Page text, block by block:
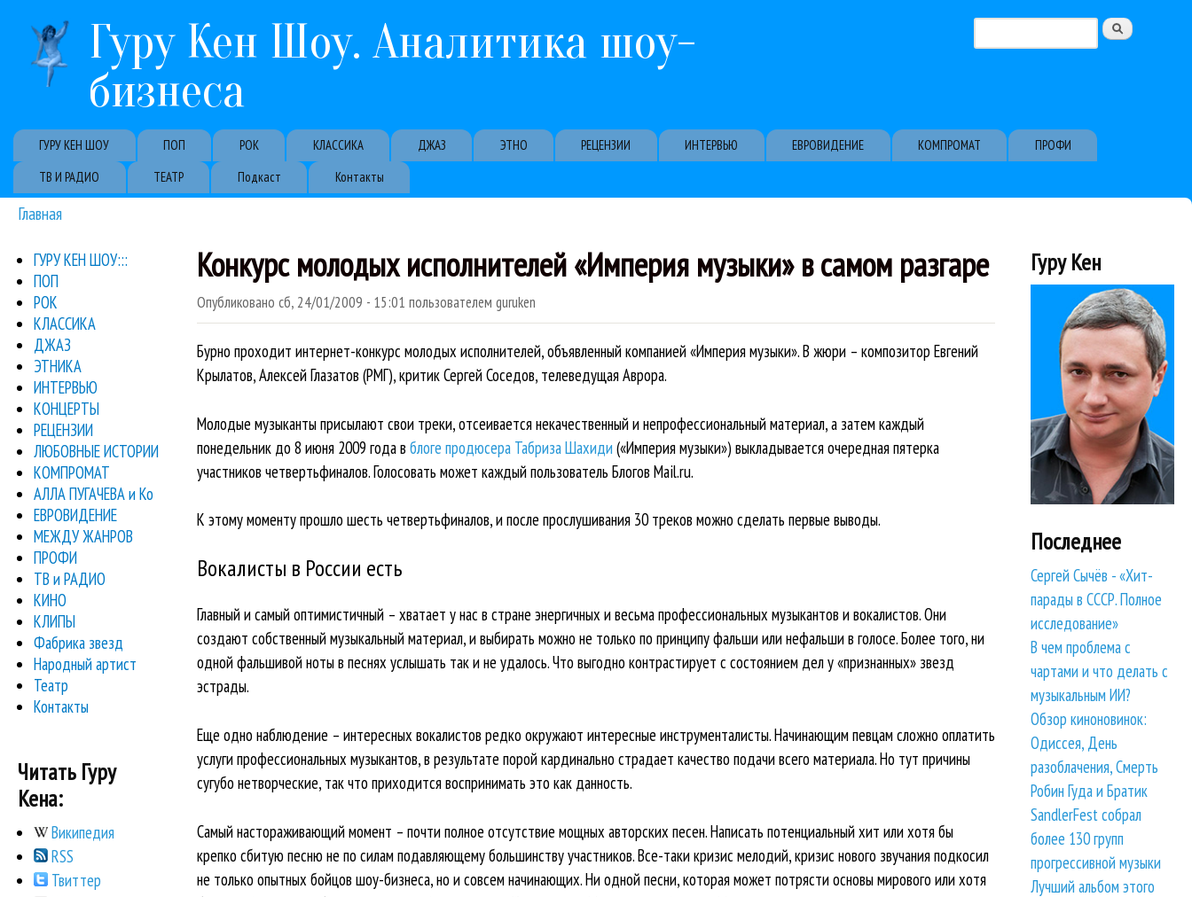
Гуру Кен Шоу. Аналитика шоу-
бизнеса
Форма поиска
Primary links
ГУРУ КЕН ШОУ ПОП РОК КЛАССИКА ДЖАЗ ЭТНО РЕЦЕНЗИИ ИНТЕРВЬЮ ЕВРОВИДЕНИЕ КОМПРОМАТ
ПРОФИ
ТВ И РАДИО
ТЕАТР Подкаст Контакты
Вы здесь
Главная
Конкурс молодых исполнителей «Империя музыки» в самом разгаре
Опубликовано сб, 24/01/2009 - 15:01 пользователем guruken
Бурно проходит интернет-конкурс молодых исполнителей, объявленный компанией «Империя музыки». В жюри – композитор Евгений
Крылатов, Алексей Глазатов (РМГ), критик Сергей Соседов, телеведущая Аврора.
Молодые музыканты присылают свои треки, отсеивается некачественный и непрофессиональный материал, а затем каждый
понедельник до 8 июня 2009 года в блоге продюсера Табриза Шахиди («Империя музыки») выкладывается очередная пятерка
участников четвертьфиналов. Голосовать может каждый пользователь Блогов Mail.ru.
К этому моменту прошло шесть четвертьфиналов, и после прослушивания 30 треков можно сделать первые выводы.
Вокалисты в России есть
Главный и самый оптимистичный – хватает у нас в стране энергичных и весьма профессиональных музыкантов и вокалистов. Они
создают собственный музыкальный материал, и выбирать можно не только по принципу фальши или нефальши в голосе. Более того, ни
одной фальшивой ноты в песнях услышать так и не удалось. Что выгодно контрастирует с состоянием дел у «признанных» звезд
эстрады.
Еще одно наблюдение – интересных вокалистов редко окружают интересные инструменталисты. Начинающим певцам сложно оплатить
услуги профессиональных музыкантов, в результате порой кардинально страдает качество подачи всего материала. Но тут причины
сугубо нетворческие, так что приходится воспринимать это как данность.
Самый настораживающий момент – почти полное отсутствие мощных авторских песен. Написать потенциальный хит или хотя бы
крепко сбитую песню не по силам подавляющему большинству участников. Все-таки кризис мелодий, кризис нового звучания подкосил
не только опытных бойцов шоу-бизнеса, но и совсем начинающих. Ни одной песни, которая может потрясти основы мирового или хотя
ГУРУ КЕН ШОУ:::
ПОП
РОК
КЛАССИКА
ДЖАЗ
ЭТНИКА
ИНТЕРВЬЮ
КОНЦЕРТЫ
РЕЦЕНЗИИ
ЛЮБОВНЫЕ ИСТОРИИ
КОМПРОМАТ
АЛЛА ПУГАЧЕВА и Ко
ЕВРОВИДЕНИЕ
МЕЖДУ ЖАНРОВ
ПРОФИ
ТВ и РАДИО
КИНО
КЛИПЫ
Фабрика звезд
Народный артист
Театр
Контакты
Читать Гуру
Кена:
Википедия
RSS
Твиттер
Гуру Кен
Последнее
Сергей Сычёв - «Хит-
парады в СССР. Полное
исследование»
В чем проблема с
чартами и что делать с
музыкальным ИИ?
Обзор киноновинок:
Одиссея, День
разоблачения, Смерть
Робин Гуда и Братик
SandlerFest собрал
более 130 групп
прогрессивной музыки
Лучший альбом этого